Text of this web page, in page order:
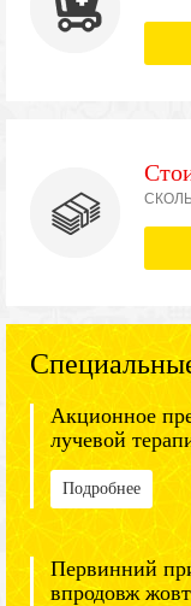
Акционное
лучевой
Подробнее
Первинний
впродовж